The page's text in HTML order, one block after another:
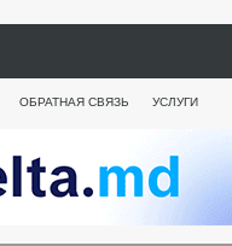
ОБРАТНАЯ СВЯЗЬ УСЛУГИ